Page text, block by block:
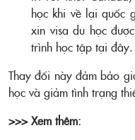
học khi về lại quốc
xin visa du học
trình học tập tại đây.
Thay đổi này đảm bảo
học và giảm tình trạng
>>> Xem thêm: